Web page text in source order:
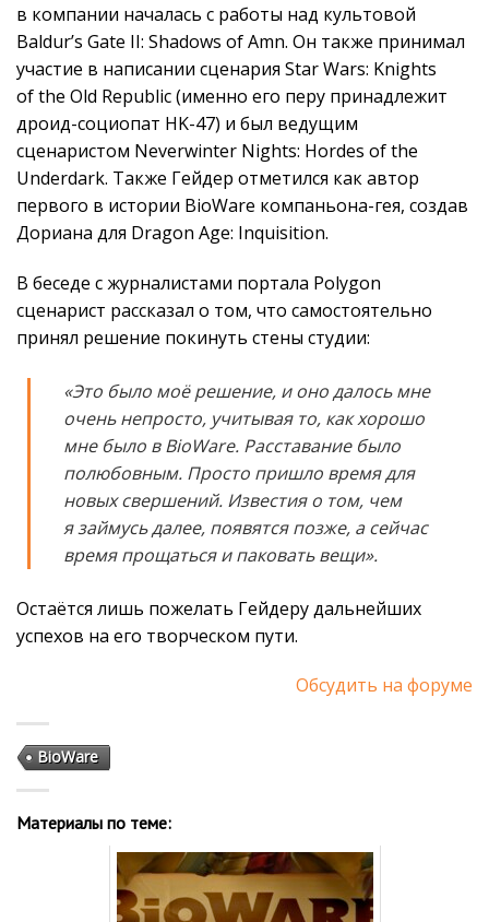
в компании началась с работы над культовой
Baldur’s Gate II: Shadows of Amn. Он также принимал
участие в написании сценария Star Wars: Knights
of the Old Republic (именно его перу принадлежит
дроид-социопат HK-47) и был ведущим
сценаристом Neverwinter Nights: Hordes of the
Underdark. Также Гейдер отметился как автор
первого в истории BioWare компаньона-гея, создав
Дориана для Dragon Age: Inquisition.
В беседе с журналистами портала Polygon
сценарист рассказал о том, что самостоятельно
принял решение покинуть стены студии:
«Это было моё решение, и оно далось мне
очень непросто, учитывая то, как хорошо
мне было в BioWare. Расставание было
полюбовным. Просто пришло время для
новых свершений. Известия о том, чем
я займусь далее, появятся позже, а сейчас
время прощаться и паковать вещи».
Остаётся лишь пожелать Гейдеру дальнейших
успехов на его творческом пути.
Обсудить на форуме
BioWare
Материалы по теме: